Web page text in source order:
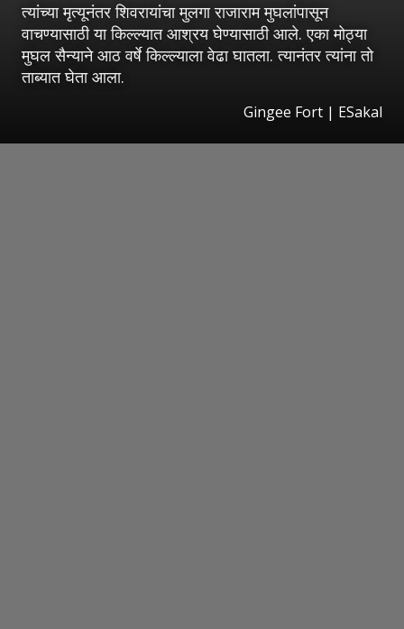
त्यांच्या मृत्यूनंतर शिवरायांचा मुलगा राजाराम मुघलांपासून
वाचण्यासाठी या किल्ल्यात आश्रय घेण्यासाठी आले. एका मोठ्या
मुघल सैन्याने आठ वर्षे किल्ल्याला वेढा घातला. त्यानंतर त्यांना तो
ताब्यात घेता आला.
Gingee Fort | ESakal